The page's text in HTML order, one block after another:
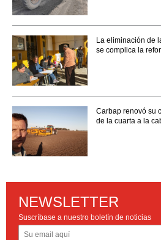
La eliminación de
se complica la
Carbap renovó su
de la cuarta a la
NEWSLETTER
Suscríbase a nuestro boletín de noticias